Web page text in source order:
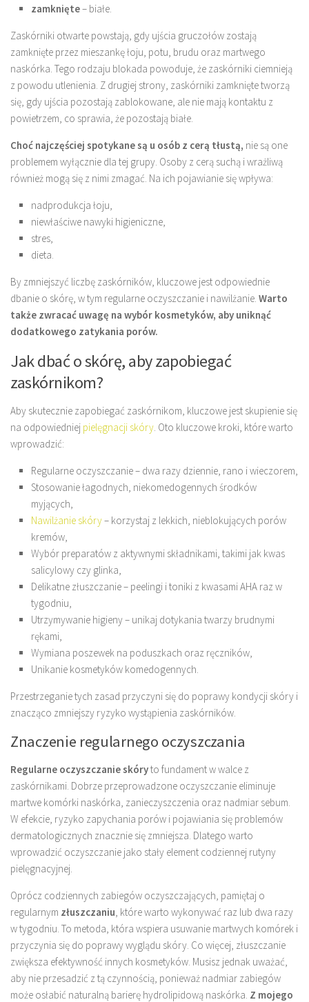
zamknięte– białe.
Zaskórniki otwarte powstają, gdy ujścia gruczołów zostają
zamknięte przez mieszankę łoju, potu, brudu oraz martwego
naskórka. Tego rodzaju blokada powoduje, że zaskórniki ciemnieją
z powodu utlenienia. Z drugiej strony, zaskórniki zamknięte tworzą
się, gdy ujścia pozostają zablokowane, ale nie mają kontaktu z
powietrzem, co sprawia, że pozostają białe.
Choć najczęściej spotykane są u osób z cerą tłustą, nie są one
problemem wyłącznie dla tej grupy. Osoby z cerą suchą i wrażliwą
również mogą się z nimi zmagać. Na ich pojawianie się wpływa:
nadprodukcja łoju,
niewłaściwe nawyki higieniczne,
stres,
dieta.
By zmniejszyć liczbę zaskórników, kluczowe jest odpowiednie
dbanie o skórę, w tym regularne oczyszczanie i nawilżanie. Warto
także zwracać uwagę na wybór kosmetyków, aby uniknąć
dodatkowego zatykania porów.
Jak dbać o skórę, aby zapobiegać
zaskórnikom?
Aby skutecznie zapobiegać zaskórnikom, kluczowe jest skupienie się
na odpowiedniej pielęgnacji skóry. Oto kluczowe kroki, które warto
wprowadzić:
Regularne oczyszczanie – dwa razy dziennie, rano i wieczorem,
Stosowanie łagodnych, niekomedogennych środków
myjących,
Nawilżanie skóry– korzystaj z lekkich, nieblokujących porów
kremów,
Wybór preparatów z aktywnymi składnikami, takimi jak kwas
salicylowy czy glinka,
Delikatne złuszczanie – peelingi i toniki z kwasami AHA raz w
tygodniu,
Utrzymywanie higieny – unikaj dotykania twarzy brudnymi
rękami,
Wymiana poszewek na poduszkach oraz ręczników,
Unikanie kosmetyków komedogennych.
Przestrzeganie tych zasad przyczyni się do poprawy kondycji skóry i
znacząco zmniejszy ryzyko wystąpienia zaskórników.
Znaczenie regularnego oczyszczania
Regularne oczyszczanie skóryto fundament w walce z
zaskórnikami. Dobrze przeprowadzone oczyszczanie eliminuje
martwe komórki naskórka, zanieczyszczenia oraz nadmiar sebum.
W efekcie, ryzyko zapychania porów i pojawiania się problemów
dermatologicznych znacznie się zmniejsza. Dlatego warto
wprowadzić oczyszczanie jako stały element codziennej rutyny
pielęgnacyjnej.
Oprócz codziennych zabiegów oczyszczających, pamiętaj o
regularnym złuszczaniu, które warto wykonywać raz lub dwa razy
w tygodniu. To metoda, która wspiera usuwanie martwych komórek i
przyczynia się do poprawy wyglądu skóry. Co więcej, złuszczanie
zwiększa efektywność innych kosmetyków. Musisz jednak uważać,
aby nie przesadzić z tą czynnością, ponieważ nadmiar zabiegów
może osłabić naturalną barierę hydrolipidową naskórka. Z mojego